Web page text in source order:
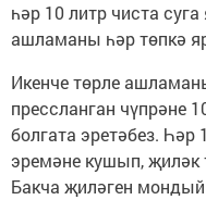
һәр 10 литр чиста
ашламаны һәр төпкә
Икенче төрле
прессланган чүпрәне
болгата эретәбез.
эремәне кушып, җиләк
Бакча җиләген